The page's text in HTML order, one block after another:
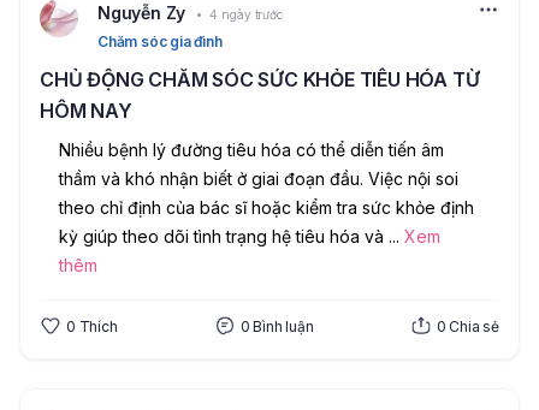
Nguyễn Zy 4 ngày trước
Chăm sóc gia đình
CHỦ ĐỘNG CHĂM SÓC SỨC KHỎE TIÊU HÓA TỪ
HÔM NAY
Nhiều bệnh lý đường tiêu hóa có thể diễn tiến âm
thầm và khó nhận biết ở giai đoạn đầu. Việc nội soi
theo chỉ định của bác sĩ hoặc kiểm tra sức khỏe định
kỳ giúp theo dõi tình trạng hệ tiêu hóa và ... Xem
thêm
0 Thích 0 Bình luận 0 Chia sẻ